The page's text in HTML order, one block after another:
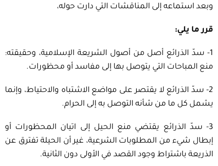
وبعد استماعه إلى المناقشات التي دارت حوله،
قرر ما يلي:
1- سدّ الذرائع أصل من أصول الشريعة الإسلامية، وحقيقته:
منع المباحات التي يتوصل بها إلى مفاسد أو محظورات.
2- سدّ الذرائع لا يقتصر على مواضع الاشتباه والاحتياط، وإنما
يشمل كل ما من شأنه التوصل به إلى الحرام.
3- سدّ الذرائع يقتضي منع الحيل إلى اتيان المحظورات أو
إبطال شيء من المطلوبات الشرعية، غير أن الحيلة تفترق عن
الذريعة باشتراط وجود القصد في الأولى دون الثانية.